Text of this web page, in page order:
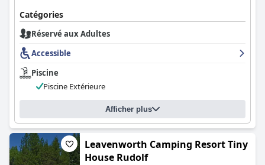
Catégories
Réservé aux Adultes
Accessible
Piscine
Piscine Extérieure
Afficher plus
Leavenworth Camping Resort Tiny
House Rudolf